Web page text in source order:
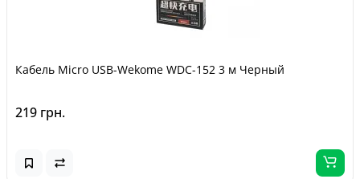
Кабель Micro USB-Wekome WDC-152 3 м Черный
219 грн.